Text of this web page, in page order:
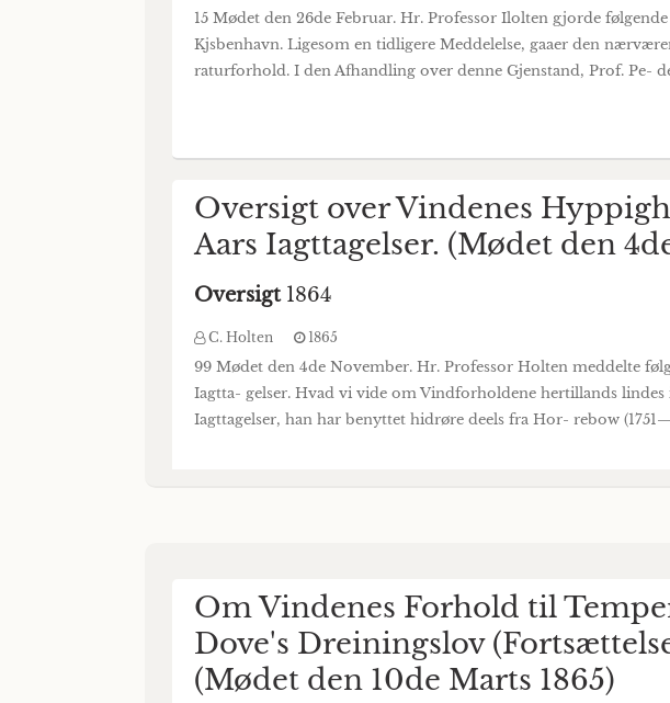
15 Mødet den 26de Februar. Hr. Professor Ilolten gjorde
Kjsbenhavn. Ligesom en tidligere Meddelelse, gaaer den
raturforhold. I den Afhandling over denne Gjenstand, Prof. Pe-
Oversigt over Vindenes
Aars Iagttagelser. (Mødet den
Oversigt 1864
C. Holten 1865
99 Mødet den 4de November. Hr. Professor Holten meddelte
Iagtta- gelser. Hvad vi vide om Vindforholdene hertillands
Iagttagelser, han har benyttet hidrøre deels fra Hor- rebow
Om Vindenes Forhold til
Dove's Dreiningslov
(Mødet den 10de Marts 1865)